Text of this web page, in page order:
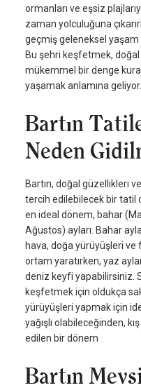
ormanları ve eşsiz
zaman yolculuğuna
geçmiş geleneksel yaşam
Bu şehri keşfetmek,
mükemmel bir denge
yaşamak anlamına geliyor.
Bartın
Neden
Bartın, doğal güzellikleri
tercih edilebilecek bir tatil
en ideal dönem, bahar
Ağustos) ayları. Bahar
hava, doğa yürüyüşleri ve
ortam yaratırken, yaz
deniz keyfi yapabilirsiniz.
keşfetmek için oldukça
yürüyüşleri yapmak için
yağışlı olabileceğinden,
edilen bir dönem
Bartın